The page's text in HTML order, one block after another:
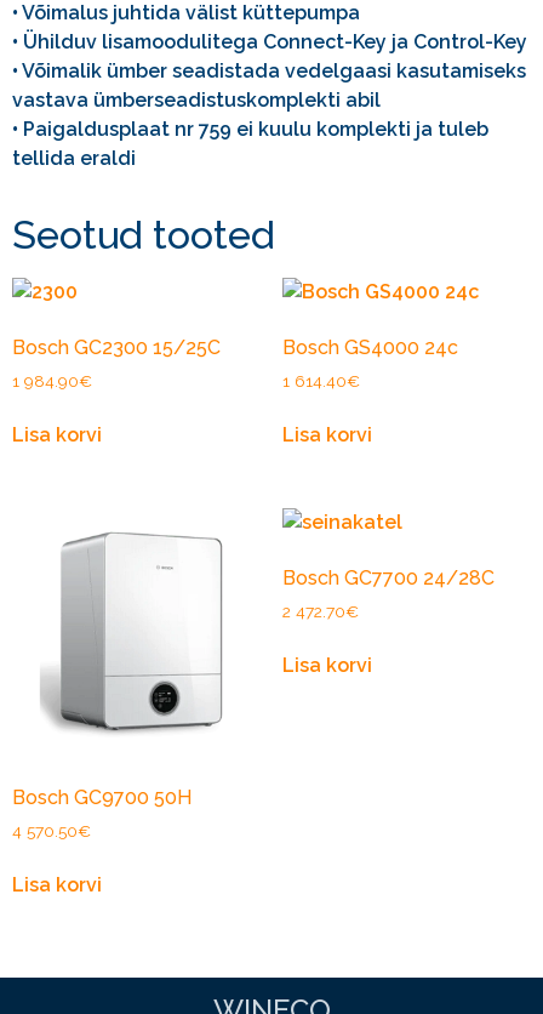
• Võimalus juhtida välist küttepumpa
• Ühilduv lisamoodulitega Connect-Key ja Control-Key
• Võimalik ümber seadistada vedelgaasi kasutamiseks
vastava ümberseadistuskomplekti abil
• Paigaldusplaat nr 759 ei kuulu komplekti ja tuleb
tellida eraldi
Seotud tooted
Bosch GC2300 15/25C
1 984.90€
Lisa korvi
Bosch GS4000 24c
1 614.40€
Lisa korvi
Bosch GC9700 50H
4 570.50€
Lisa korvi
Bosch GC7700 24/28C
2 472.70€
Lisa korvi